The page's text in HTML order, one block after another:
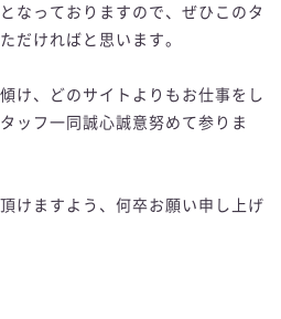
なっておりますので、ぜひこのタ
だければと思います。
け、どのサイトよりもお仕事をし
ッフ一同誠心誠意努めて参りま
けますよう、何卒お願い申し上げ